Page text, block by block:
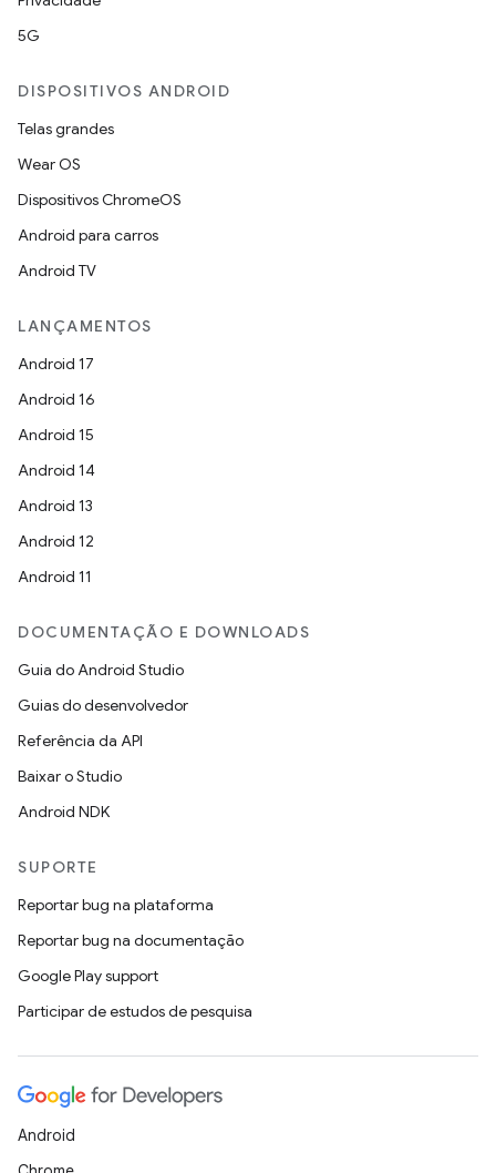
5G
DISPOSITIVOS ANDROID
Telas grandes
Wear OS
Dispositivos ChromeOS
Android para carros
Android TV
LANÇAMENTOS
Android 17
Android 16
Android 15
Android 14
Android 13
Android 12
Android 11
DOCUMENTAÇÃO E DOWNLOADS
Guia do Android Studio
Guias do desenvolvedor
Referência da API
Baixar o Studio
Android NDK
SUPORTE
Reportar bug na plataforma
Reportar bug na documentação
Google Play support
Participar de estudos de pesquisa
Android